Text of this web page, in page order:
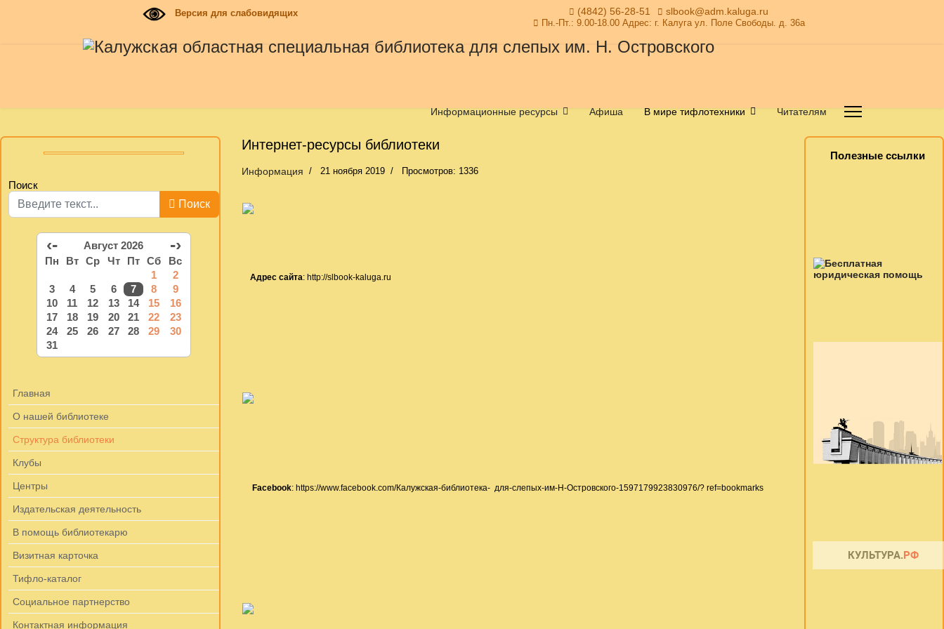
Версия для слабовидящих (4842) 56-28-51 slbook@adm.kaluga.ru
Пн.-Пт.: 9.00-18.00 Адрес: г. Калуга ул. Поле Свободы. д. 36а
Информационные ресурсы Афиша В мире тифлотехники Читателям
Поиск
Поиск
‹- Август 2026 -›
Пн Вт Ср Чт Пт Сб
Вс
1
2
3
4 5 6 7 8
9
10
11 12 13 14 15
16
17
18 19 20 21 22
23
24
25 26 27 28 29
30
31
Главная
О нашей библиотеке
Структура библиотеки
Клубы
Центры
Издательская деятельность
В помощь библиотекарю
Визитная карточка
Тифло-каталог
Социальное партнерство
Контактная информация
Интернет-ресурсы библиотеки
Информация 21 ноября 2019 Просмотров: 1336
Адрес сайта: http://slbook-kaluga.ru
Facebook: https://www.facebook.com/Калужская-библиотека- для-слепых-им-Н-Островского-1597179923830976/? ref=bookmarks
Полезные ссылки